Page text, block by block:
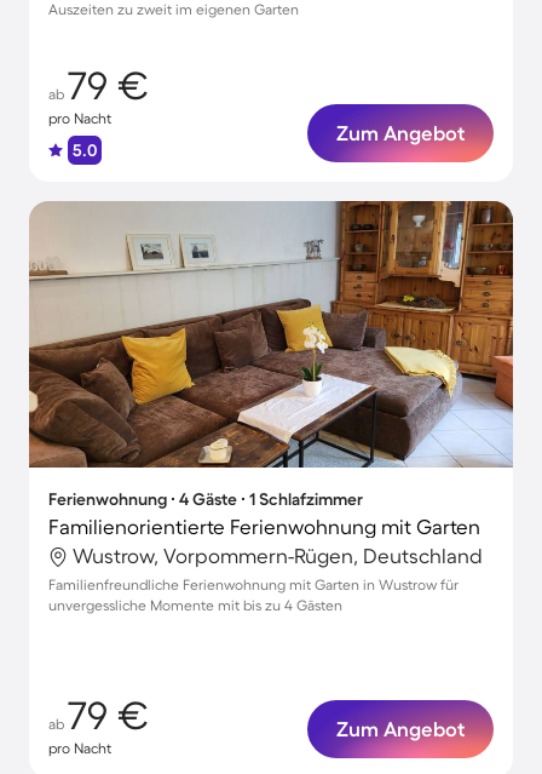
Auszeiten zu zweit im eigenen Garten
ab 79 €
pro Nacht
5.0
Zum Angebot
Ferienwohnung ∙ 4 Gäste ∙ 1 Schlafzimmer
Familienorientierte Ferienwohnung mit Garten
Wustrow, Vorpommern-Rügen, Deutschland
Familienfreundliche Ferienwohnung mit Garten in Wustrow für
unvergessliche Momente mit bis zu 4 Gästen
ab 79 €
pro Nacht
Zum Angebot